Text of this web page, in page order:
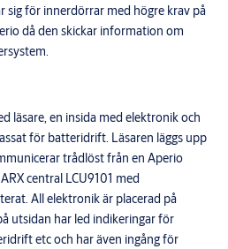
sig för innerdörrar med högre krav på
då den skickar information om
läsare, en insida med elektronik och
för batteridrift. Läsaren läggs upp
trådlöst från en Aperio
central LCU9101 med
All elektronik är placerad på
utsidan har led indikeringar för
etc och har även ingång för